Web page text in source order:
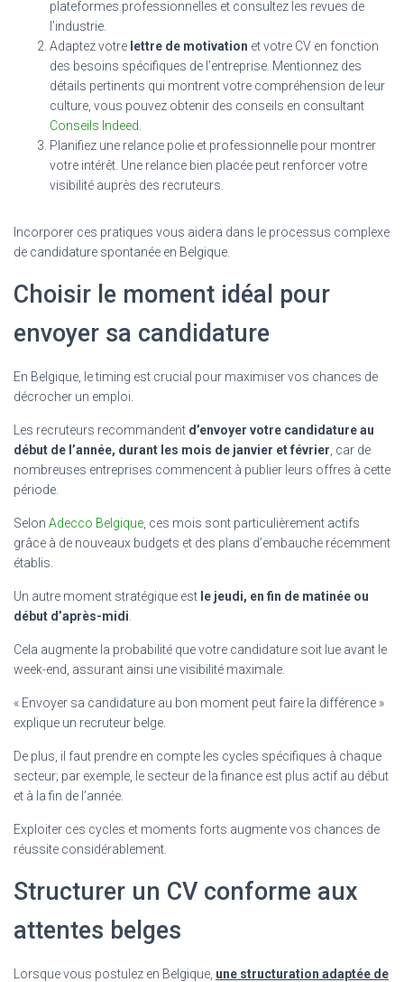
plateformes professionnelles et consultez les revues de
l’industrie.
Adaptez votre lettre de motivation et votre CV en fonction
des besoins spécifiques de l’entreprise. Mentionnez des
détails pertinents qui montrent votre compréhension de leur
culture, vous pouvez obtenir des conseils en consultant
Conseils Indeed
Planifiez une relance polie et professionnelle pour montrer
votre intérêt. Une relance bien placée peut renforcer votre
visibilité auprès des recruteurs.
Incorporer ces pratiques vous aidera dans le processus complexe
de candidature spontanée en Belgique.
Choisir le moment idéal pour
envoyer sa candidature
En Belgique, le timing est crucial pour maximiser vos chances de
décrocher un emploi.
Les recruteurs recommandent d’envoyer votre candidature au
début de l’année, durant les mois de janvier et février , car de
nombreuses entreprises commencent à publier leurs offres à cette
période.
Selon Adecco Belgique , ces mois sont particulièrement actifs
grâce à de nouveaux budgets et des plans d’embauche récemment
établis.
Un autre moment stratégique est le jeudi, en fin de matinée ou
début d’après-midi
Cela augmente la probabilité que votre candidature soit lue avant le
week-end, assurant ainsi une visibilité maximale.
« Envoyer sa candidature au bon moment peut faire la différence »
explique un recruteur belge.
De plus, il faut prendre en compte les cycles spécifiques à chaque
secteur; par exemple, le secteur de la finance est plus actif au début
et à la fin de l’année.
Exploiter ces cycles et moments forts augmente vos chances de
réussite considérablement.
Structurer un CV conforme aux
attentes belges
Lorsque vous postulez en Belgique, une structuration adaptée de